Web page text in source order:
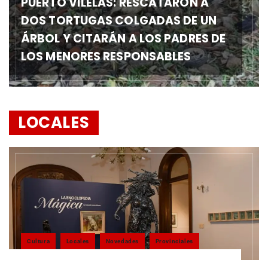
DOS TORTUGAS COLGADAS DE UN
ÁRBOL Y CITARÁN A LOS PADRES DE
LOS MENORES RESPONSABLES
LOCALES
Cultura Locales Novedades Provinciales